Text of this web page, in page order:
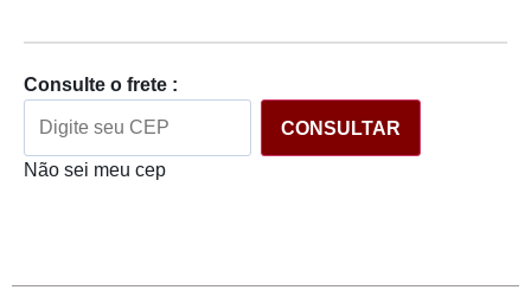
Consulte o frete :
CONSULTAR
Não sei meu cep